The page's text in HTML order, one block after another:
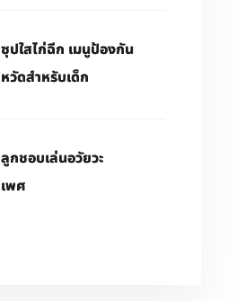
ซุปใสไก่ฉีก เมนูป้องกัน
หวัดสำหรับเด็ก
ลูกชอบเล่นอวัยวะ
เพศ